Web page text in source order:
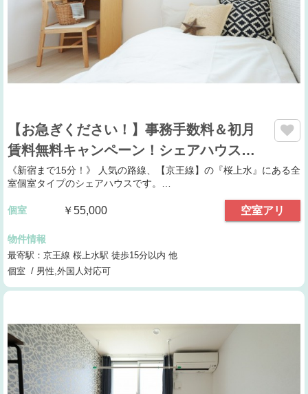
【お急ぎください！】事務手数料＆初月
賃料無料キャンペーン！シェアハウス…
《新宿まで15分！》 人気の路線、【京王線】の『桜上水』にある全
室個室タイプのシェアハウスです。…
個室 ￥55,000 空室アリ
物件情報
最寄駅：京王線 桜上水駅 徒歩15分以内 他
個室 / 男性,外国人対応可